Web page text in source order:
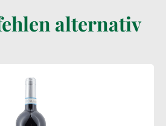
alternativ